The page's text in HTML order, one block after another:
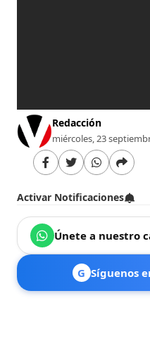
Redacción
miércoles, 23
Activar Notificaciones
Únete a nuestro
G Síguenos